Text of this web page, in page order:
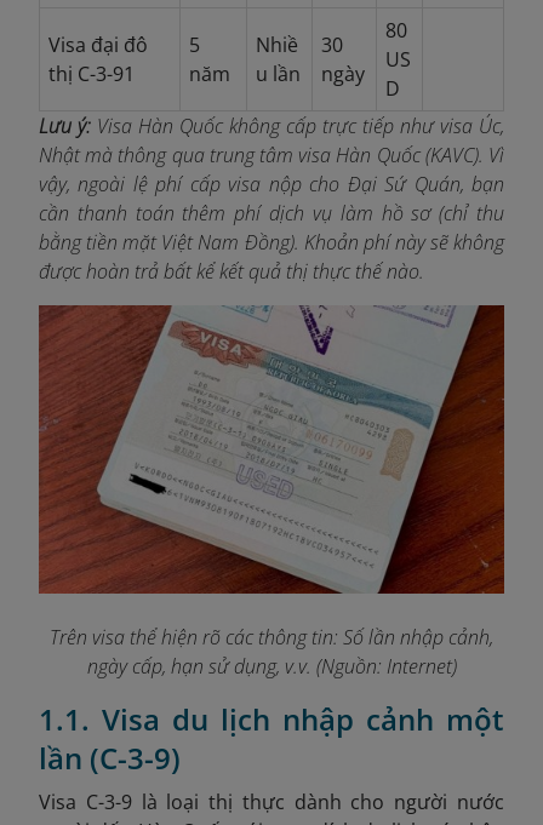
Visa đại đô
thị C-3-91
5
năm
Nhiề
u lần
30
ngày
80
US
D
Lưu ý: Visa Hàn Quốc không cấp trực tiếp như visa Úc,
Nhật mà thông qua trung tâm visa Hàn Quốc (KAVC). Vì
vậy, ngoài lệ phí cấp visa nộp cho Đại Sứ Quán, bạn
cần thanh toán thêm phí dịch vụ làm hồ sơ (chỉ thu
bằng tiền mặt Việt Nam Đồng). Khoản phí này sẽ không
được hoàn trả bất kể kết quả thị thực thế nào.
Trên visa thể hiện rõ các thông tin: Số lần nhập cảnh,
ngày cấp, hạn sử dụng, v.v. (Nguồn: Internet)
1.1. Visa du lịch nhập cảnh một
lần (C-3-9)
Visa C-3-9 là loại thị thực dành cho người nước